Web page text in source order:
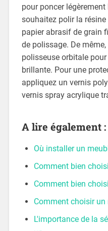
pour poncer
souhaitez polir la
papier abrasif de grain
de polissage. De
polisseuse orbitale
brillante. Pour une
appliquez un vernis
vernis spray acrylique
A lire également :
Où installer un
Comment bien
Comment bien
Comment choisir un
L'importance de la